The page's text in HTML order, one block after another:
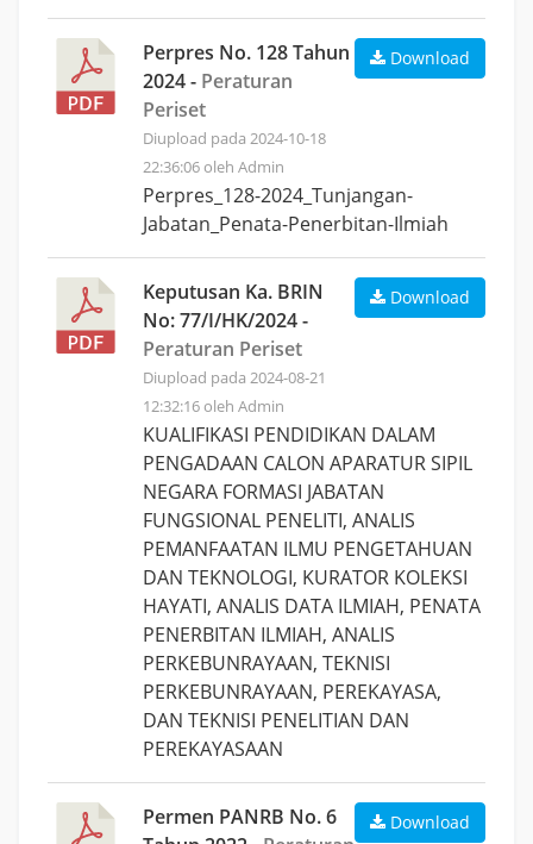
Perpres No. 128 Tahun
2024 - Peraturan
Periset
Diupload pada 2024-10-18
22:36:06 oleh Admin
Download
Perpres_128-2024_Tunjangan-
Jabatan_Penata-Penerbitan-Ilmiah
Keputusan Ka. BRIN
No: 77/I/HK/2024 -
Peraturan Periset
Diupload pada 2024-08-21
12:32:16 oleh Admin
Download
KUALIFIKASI PENDIDIKAN DALAM
PENGADAAN CALON APARATUR SIPIL
NEGARA FORMASI JABATAN
FUNGSIONAL PENELITI, ANALIS
PEMANFAATAN ILMU PENGETAHUAN
DAN TEKNOLOGI, KURATOR KOLEKSI
HAYATI, ANALIS DATA ILMIAH, PENATA
PENERBITAN ILMIAH, ANALIS
PERKEBUNRAYAAN, TEKNISI
PERKEBUNRAYAAN, PEREKAYASA,
DAN TEKNISI PENELITIAN DAN
PEREKAYASAAN
Permen PANRB No. 6
Download